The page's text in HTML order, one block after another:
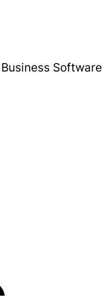
Business Software